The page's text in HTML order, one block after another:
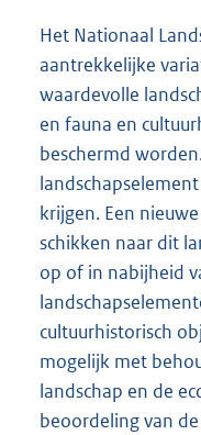
Het Nationaal
aantrekkelijke
waardevolle
en fauna en
beschermd
krijgen. Een
schikken naar dit
op of in nabijheid
cultuurhistorisch
mogelijk met
landschap en de
beoordeling van